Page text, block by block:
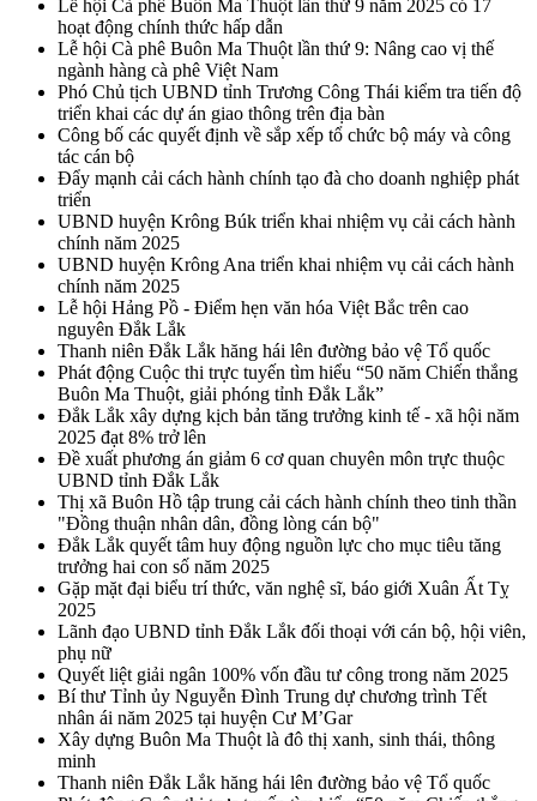
Lễ hội Cà phê Buôn Ma Thuột lần thứ 9 năm 2025 có 17
hoạt động chính thức hấp dẫn
Lễ hội Cà phê Buôn Ma Thuột lần thứ 9: Nâng cao vị thế
ngành hàng cà phê Việt Nam
Phó Chủ tịch UBND tỉnh Trương Công Thái kiểm tra tiến độ
triển khai các dự án giao thông trên địa bàn
Công bố các quyết định về sắp xếp tổ chức bộ máy và công
tác cán bộ
Đẩy mạnh cải cách hành chính tạo đà cho doanh nghiệp phát
triển
UBND huyện Krông Búk triển khai nhiệm vụ cải cách hành
chính năm 2025
UBND huyện Krông Ana triển khai nhiệm vụ cải cách hành
chính năm 2025
Lễ hội Hảng Pồ - Điểm hẹn văn hóa Việt Bắc trên cao
nguyên Đắk Lắk
Thanh niên Đắk Lắk hăng hái lên đường bảo vệ Tổ quốc
Phát động Cuộc thi trực tuyến tìm hiểu “50 năm Chiến thắng
Buôn Ma Thuột, giải phóng tỉnh Đắk Lắk”
Đắk Lắk xây dựng kịch bản tăng trưởng kinh tế - xã hội năm
2025 đạt 8% trở lên
Đề xuất phương án giảm 6 cơ quan chuyên môn trực thuộc
UBND tỉnh Đắk Lắk
Thị xã Buôn Hồ tập trung cải cách hành chính theo tinh thần
"Đồng thuận nhân dân, đồng lòng cán bộ"
Đắk Lắk quyết tâm huy động nguồn lực cho mục tiêu tăng
trưởng hai con số năm 2025
Gặp mặt đại biểu trí thức, văn nghệ sĩ, báo giới Xuân Ất Tỵ
2025
Lãnh đạo UBND tỉnh Đắk Lắk đối thoại với cán bộ, hội viên,
phụ nữ
Quyết liệt giải ngân 100% vốn đầu tư công trong năm 2025
Bí thư Tỉnh ủy Nguyễn Đình Trung dự chương trình Tết
nhân ái năm 2025 tại huyện Cư M’Gar
Xây dựng Buôn Ma Thuột là đô thị xanh, sinh thái, thông
minh
Thanh niên Đắk Lắk hăng hái lên đường bảo vệ Tổ quốc